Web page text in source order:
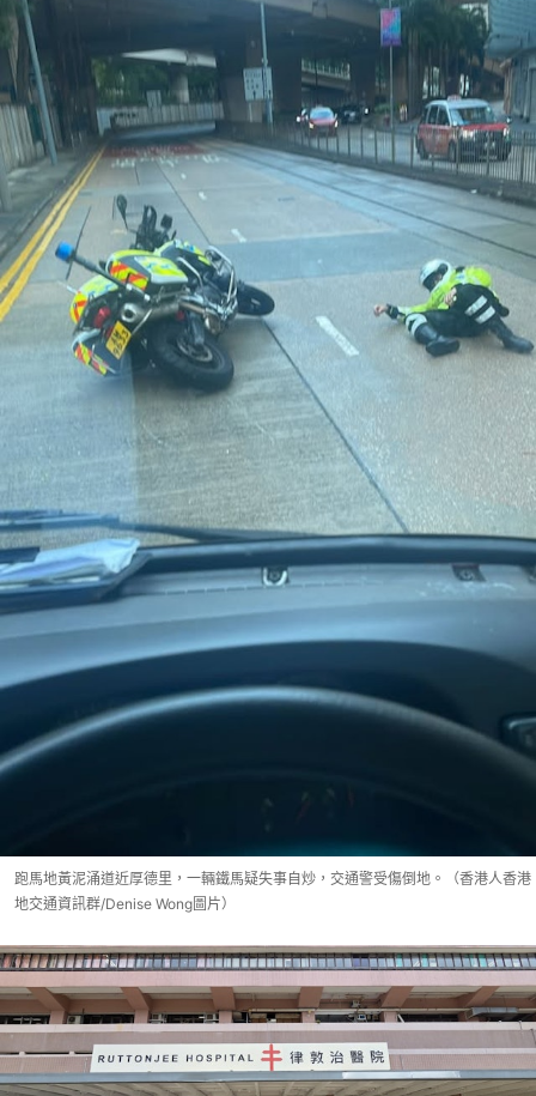
跑馬地黃泥涌道近厚德里，一輛鐵馬疑失事自炒，交通警受傷倒地。（香港人香港
地交通資訊群/Denise Wong圖片）